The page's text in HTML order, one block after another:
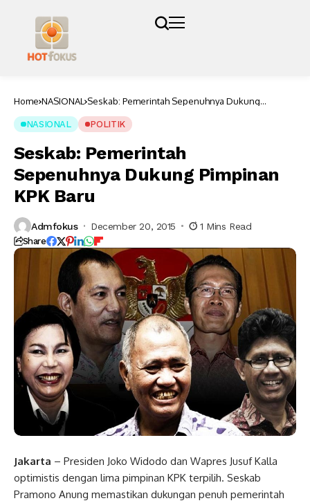
Home NASIONAL Seskab: Pemerintah Sepenuhnya Dukung
NASIONAL POLITIK
Seskab: Pemerintah
Sepenuhnya Dukung Pimpinan
KPK Baru
Admfokus December 20, 2015 1 Mins Read
Share
Jakarta – Presiden Joko Widodo dan Wapres Jusuf Kalla
optimistis dengan lima pimpinan KPK terpilih. Seskab
Pramono Anung memastikan dukungan penuh pemerintah